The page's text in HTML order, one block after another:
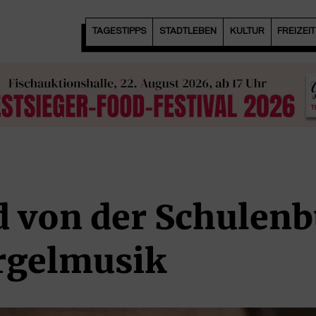
TAGESTIPPS STADTLEBEN KULTUR
von der